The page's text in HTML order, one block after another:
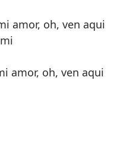
amor, oh, ven aqui
amor, oh, ven aqui